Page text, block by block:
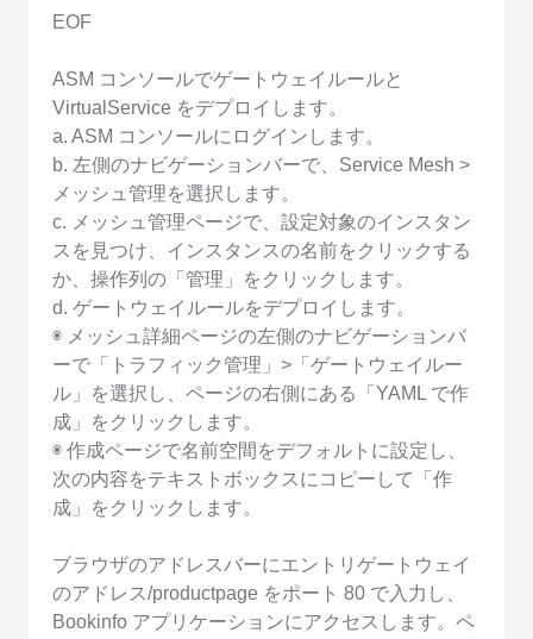
EOF
ASM コンソールでゲートウェイルールと
VirtualService をデプロイします。
a. ASM コンソールにログインします。
b. 左側のナビゲーションバーで、Service Mesh >
メッシュ管理を選択します。
c. メッシュ管理ページで、設定対象のインスタン
スを見つけ、インスタンスの名前をクリックする
か、操作列の「管理」をクリックします。
d. ゲートウェイルールをデプロイします。
◉ メッシュ詳細ページの左側のナビゲーションバ
ーで「トラフィック管理」>「ゲートウェイルー
ル」を選択し、ページの右側にある「YAML で作
成」をクリックします。
◉ 作成ページで名前空間をデフォルトに設定し、
次の内容をテキストボックスにコピーして「作
成」をクリックします。
ブラウザのアドレスバーにエントリゲートウェイ
のアドレス/productpage をポート 80 で入力し、
Bookinfo アプリケーションにアクセスします。ペ